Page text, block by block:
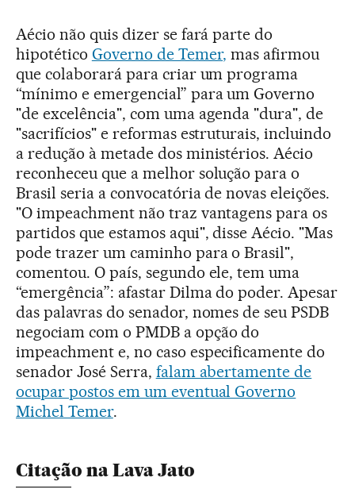
Aécio não quis dizer se fará parte do
hipotético Governo de Temer, mas afirmou
que colaborará para criar um programa
“mínimo e emergencial” para um Governo
"de excelência", com uma agenda "dura", de
"sacrifícios" e reformas estruturais, incluindo
a redução à metade dos ministérios. Aécio
reconheceu que a melhor solução para o
Brasil seria a convocatória de novas eleições.
"O impeachment não traz vantagens para os
partidos que estamos aqui", disse Aécio. "Mas
pode trazer um caminho para o Brasil",
comentou. O país, segundo ele, tem uma
“emergência”: afastar Dilma do poder. Apesar
das palavras do senador, nomes de seu PSDB
negociam com o PMDB a opção do
impeachment e, no caso especificamente do
senador José Serra, falam abertamente de
ocupar postos em um eventual Governo
Michel Temer.
Citação na Lava Jato